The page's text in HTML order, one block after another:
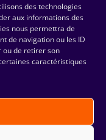
des technologies
aux informations des
nous permettra de
de navigation ou les ID
ou de retirer son
caractéristiques